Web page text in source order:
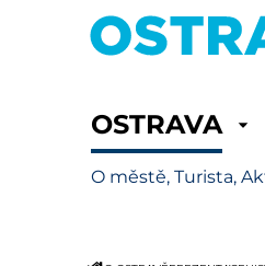
OSTRAVA
O městě, Turista,